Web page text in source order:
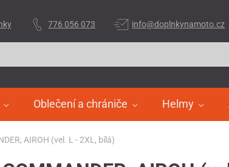
Oblečení a chrániče Helmy
776 056 073 info@doplnkynamoto.cz
AIROH (vel. L - 2XL, bílá)